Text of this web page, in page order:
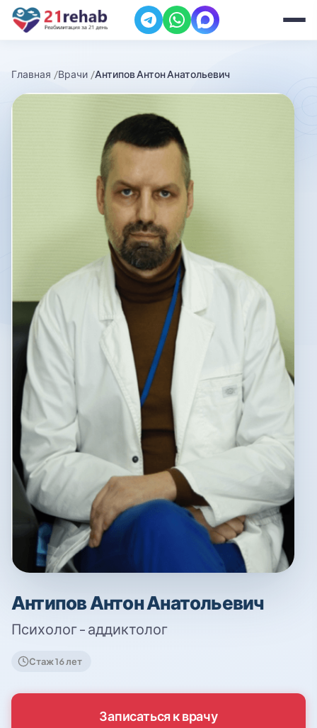
Главная Врачи Антипов Антон Анатольевич
Антипов Антон Анатольевич
Психолог - аддиктолог
Стаж 16 лет
Записаться к врачу